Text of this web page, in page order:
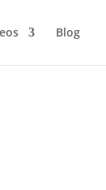
Blog